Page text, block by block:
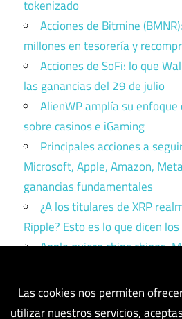
tokenizado
Acciones de Bitmine
millones en tesorería y
Acciones de SoFi: lo que
las ganancias del 29 de julio
AlienWP amplía su
sobre casinos e iGaming
Principales acciones a
Microsoft, Apple, Amazon,
ganancias fundamentales
¿A los titulares de XRP
Ripple? Esto es lo que dicen
Apple quiere chips chinos.
Las cookies nos permiten
utilizar nuestros servicios,